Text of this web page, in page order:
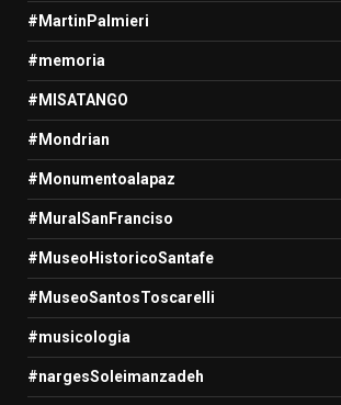
#MartinPalmieri
#memoria
#MISATANGO
#Mondrian
#Monumentoalapaz
#MuralSanFranciso
#MuseoHistoricoSantafe
#MuseoSantosToscarelli
#musicologia
#nargesSoleimanzadeh